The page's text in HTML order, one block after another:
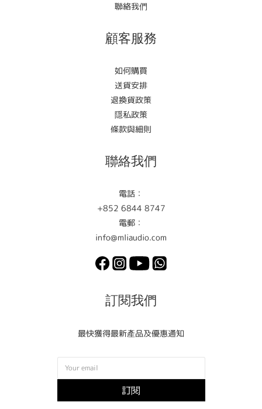
聯絡我們
顧客服務
如何購買
送貨安排
退換貨政策
隱私政策
條款與細則
聯絡我們
電話：
+852 6844 8747
電郵：
info@mliaudio.com
訂閱我們
最快獲得最新產品及優惠通知
訂閱